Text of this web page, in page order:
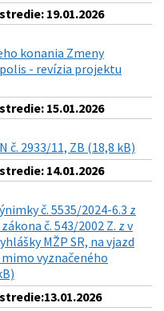
19.01.2026
konania Zmeny
- revízia projektu
15.01.2026
č. 2933/11, ZB (18,8 kB)
14.01.2026
č. 5535/2024-6.3 z
č. 543/2002 Z. z v
MŽP SR, na vjazd
vyznačeného